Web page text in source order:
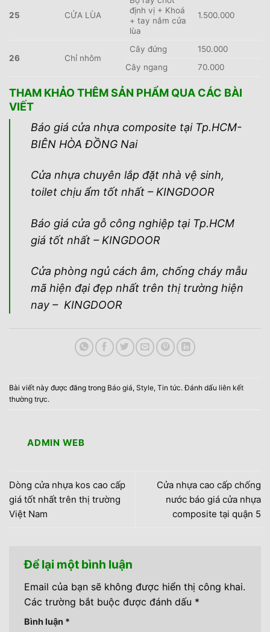
25 CỬA LÙA
định vị + Khoá
+ tay nắm cửa
lùa
1.500.000
26 Chỉ nhôm
Cây đứng
150.000
Cây ngang
70.000
THAM KHẢO THÊM SẢN PHẨM QUA CÁC BÀI
VIẾT
Báo giá cửa nhựa composite tại Tp.HCM-
BIÊN HÒA ĐỒNG Nai
Cửa nhựa chuyên lắp đặt nhà vệ sinh,
toilet chịu ẩm tốt nhất – KINGDOOR
Báo giá cửa gỗ công nghiệp tại Tp.HCM
giá tốt nhất – KINGDOOR
Cửa phòng ngủ cách âm, chống cháy mẫu
mã hiện đại đẹp nhất trên thị trường hiện
nay – KINGDOOR
Bài viết này được đăng trong Báo giá, Style, Tin tức. Đánh dấu liên kết
thường trực.
ADMIN WEB
Dòng cửa nhựa kos cao cấp
giá tốt nhất trên thị trường
Việt Nam
Cửa nhựa cao cấp chống
nước báo giá cửa nhựa
composite tại quận 5
Để lại một bình luận
Email của bạn sẽ không được hiển thị công khai.
Các trường bắt buộc được đánh dấu *
Bình luận *